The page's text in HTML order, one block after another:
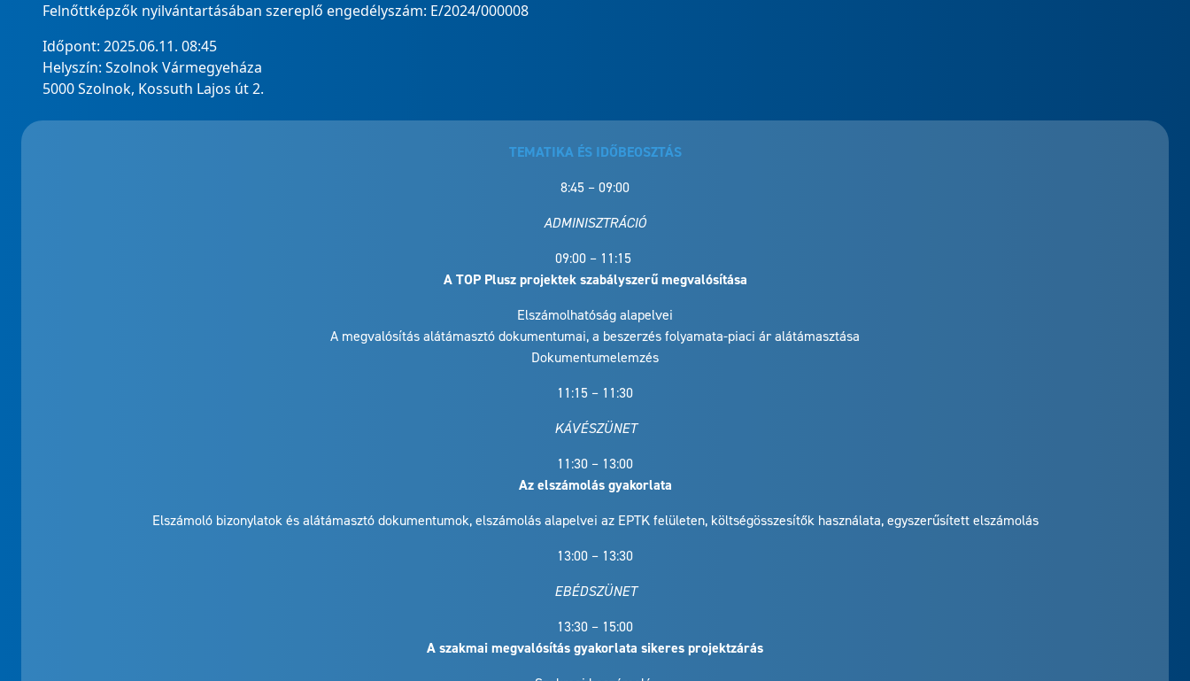
Felnőttképzők nyilvántartásában szereplő engedélyszám: E/2024/000008
Időpont: 2025.06.11. 08:45
Helyszín: Szolnok Vármegyeháza
5000 Szolnok, Kossuth Lajos út 2.
TEMATIKA ÉS IDŐBEOSZTÁS
8:45 – 09:00
ADMINISZTRÁCIÓ
09:00 – 11:15
A TOP Plusz projektek szabályszerű megvalósítása
Elszámolhatóság alapelvei
A megvalósítás alátámasztó dokumentumai, a beszerzés folyamata-piaci ár alátámasztása
Dokumentumelemzés
11:15 – 11:30
KÁVÉSZÜNET
11:30 – 13:00
Az elszámolás gyakorlata
Elszámoló bizonylatok és alátámasztó dokumentumok, elszámolás alapelvei az EPTK felületen, költségösszesítők használata, egyszerűsített elszámolás
13:00 – 13:30
EBÉDSZÜNET
13:30 – 15:00
A szakmai megvalósítás gyakorlata sikeres projektzárás